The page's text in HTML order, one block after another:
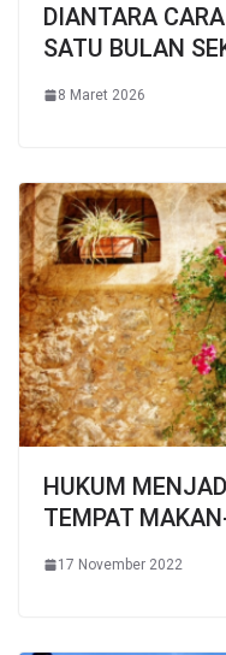
DIANTARA
SATU BULAN
8 Maret 2026
HUKUM
TEMPAT
17 November 2022